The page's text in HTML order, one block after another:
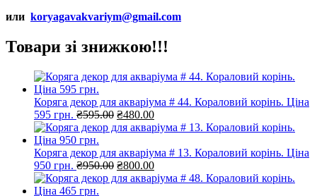
или koryagavakvariym@gmail.com
Товари зі знижкою!!!
Коряга декор для акваріума # 44. Кораловий корінь. Ціна
595 грн. ₴595.00 Оригінальна
ціна:
₴480.00Поточна
ціна:
Коряга декор для акваріума # 13. Кораловий корінь. Ціна
950 грн. ₴950.00 Оригінальна
ціна:
₴800.00Поточна
ціна: